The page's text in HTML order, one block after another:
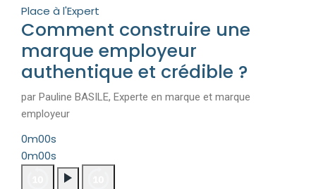
Place à l'Expert
Comment construire une
marque employeur
authentique et crédible ?
par Pauline BASILE, Experte en marque et marque
employeur
0m00s
0m00s